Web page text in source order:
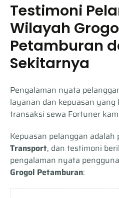
Testimoni
Wilayah
Petamburan
Sekitarnya
Pengalaman nyata
layanan dan kepuasan
transaksi sewa Fortuner
Kepuasan pelanggan
Transport, dan testimoni
pengalaman nyata
Grogol Petamburan: